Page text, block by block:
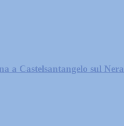
a Castelsantangelo sul Nera